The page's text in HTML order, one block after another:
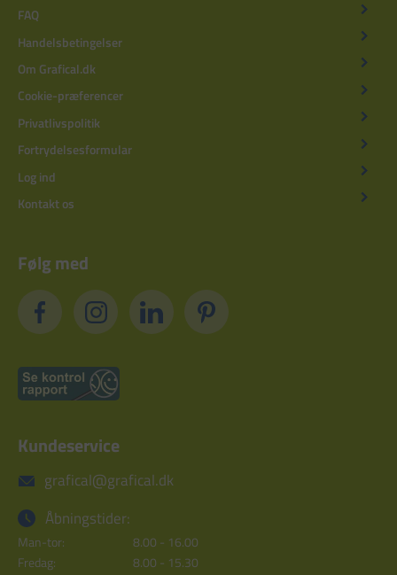
FAQ
Handelsbetingelser
Om Grafical.dk
Cookie-præferencer
Privatlivspolitik
Fortrydelsesformular
Log ind
Kontakt os
Følg med
Kundeservice
grafical@grafical.dk
Åbningstider:
Man-tor:
8.00 - 16.00
Fredag:
8.00 - 15.30